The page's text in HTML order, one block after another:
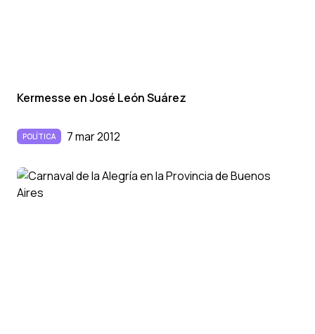
Kermesse en José León Suárez
POLÍTICA 7 mar 2012